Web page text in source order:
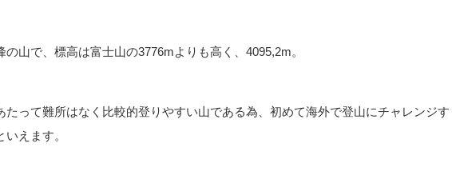
の山で、標高は富士山の3776mよりも高く、4095,2m。
たって難所はなく比較的登りやすい山である為、初めて海外で登山にチャレンジす
えます。